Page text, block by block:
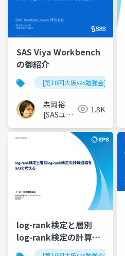
SAS Viya Workbench
の御紹介
[第10回大阪sas勉強会]
森岡裕
[SASユー
世話人]
1.8K
log-rank検定と層別
log-rank検定の計算過
程をSASで考える